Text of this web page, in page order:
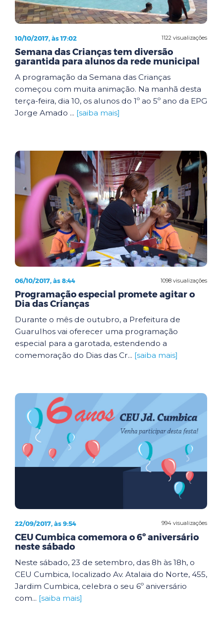
1122 visualizações
10/10/2017, às 17:02
Semana das Crianças tem diversão
garantida para alunos da rede municipal
A programação da Semana das Crianças
começou com muita animação. Na manhã desta
terça-feira, dia 10, os alunos do 1º ao 5º ano da EPG
Jorge Amado ... [saiba mais]
1098 visualizações
06/10/2017, às 8:44
Programação especial promete agitar o
Dia das Crianças
Durante o mês de outubro, a Prefeitura de
Guarulhos vai oferecer uma programação
especial para a garotada, estendendo a
comemoração do Dias das Cr... [saiba mais]
994 visualizações
22/09/2017, às 9:54
CEU Cumbica comemora o 6º aniversário
neste sábado
Neste sábado, 23 de setembro, das 8h às 18h, o
CEU Cumbica, localizado Av. Atalaia do Norte, 455,
Jardim Cumbica, celebra o seu 6º aniversário
com... [saiba mais]